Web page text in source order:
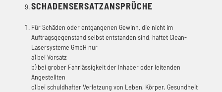
SCHADENSERSATZANSPRÜCHE
Für Schäden oder entgangenen Gewinn, die nicht im
Auftragsgegenstand selbst entstanden sind, haftet Clean-
Lasersysteme GmbH nur
a) bei Vorsatz
b) bei grober Fahrlässigkeit der Inhaber oder leitenden
Angestellten
c) bei schuldhafter Verletzung von Leben, Körper, Gesundheit